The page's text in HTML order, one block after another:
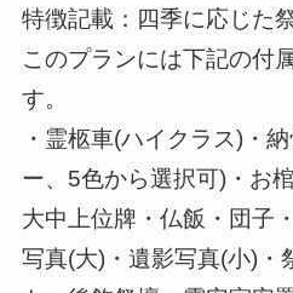
特徴記載：四季に応じた
このプランには下記の付
す。
・霊柩車(ハイクラス)・
ー、5色から選択可)・お
大中上位牌・仏飯・団子
写真(大)・遺影写真(小)・